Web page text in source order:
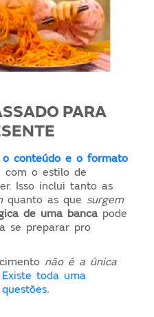
PARA
o conteúdo e o formato
com o estilo de
Isso inclui tanto as
quanto as que surgem
de uma banca pode
se preparar pro
não é a única
Existe toda uma
.